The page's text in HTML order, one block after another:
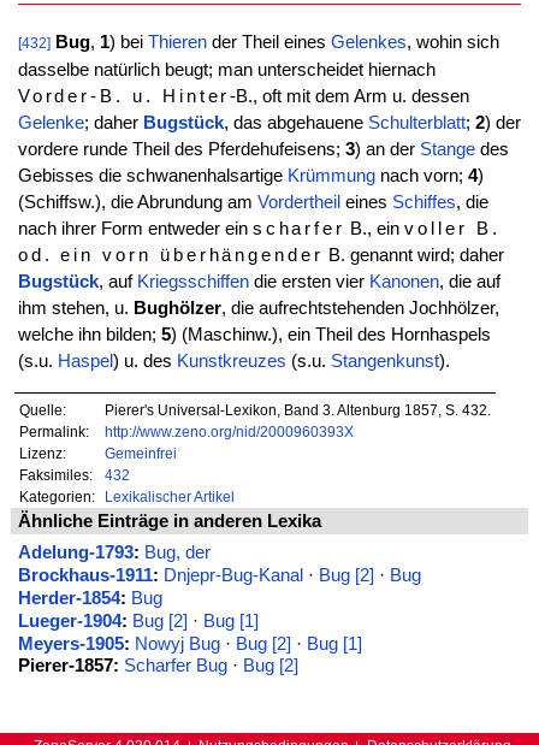
[432] Bug, 1) bei Thierender Theil eines Gelenkes, wohin sich
dasselbe natürlich beugt; man unterscheidet hiernach
Vorder-B. u. Hinter-B., oft mit dem Arm u. dessen
Gelenke; daher Bugstück, das abgehauene Schulterblatt; 2) der
vordere runde Theil des Pferdehufeisens; 3) an der Stangedes
Gebisses die schwanenhalsartige Krümmungnach vorn; 4)
(Schiffsw.), die Abrundung am Vordertheil eines Schiffes, die
nach ihrer Form entweder ein scharfer B., einvoller B.
od. ein vorn überhängender B. genannt wird; daher
Bugstück, auf Kriegsschiffendie ersten vier Kanonen, die auf
ihm stehen, u. Bughölzer, die aufrechtstehenden Jochhölzer,
welche ihn bilden; 5) (Maschinw.), ein Theil des Hornhaspels
(s.u. Haspel) u. des Kunstkreuzes (s.u. Stangenkunst).
Quelle:
Pierer's Universal-Lexikon, Band 3. Altenburg 1857, S. 432.
Permalink:
http://www.zeno.org/nid/2000960393X
Lizenz:
Gemeinfrei
Faksimiles:
432
Kategorien:
Lexikalischer Artikel
Ähnliche Einträge in anderen Lexika
Adelung-1793: Bug, der
Brockhaus-1911: Dnjepr-Bug-Kanal · Bug [2] · Bug
Herder-1854: Bug
Lueger-1904: Bug [2] · Bug [1]
Meyers-1905: Nowyj Bug· Bug [2] · Bug [1]
Pierer-1857: Scharfer Bug· Bug [2]